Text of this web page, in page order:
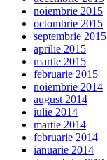
noiembrie 2015
octombrie 2015
septembrie 2015
aprilie 2015
martie 2015
februarie 2015
noiembrie 2014
august 2014
iulie 2014
martie 2014
februarie 2014
ianuarie 2014